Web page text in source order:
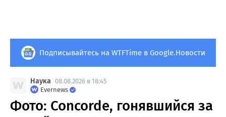
Подписывайтесь на WTFTime в Google.Новости
Наука 08.08.2026 в 18:45
Evernews
Фото: Concorde, гонявшийся за